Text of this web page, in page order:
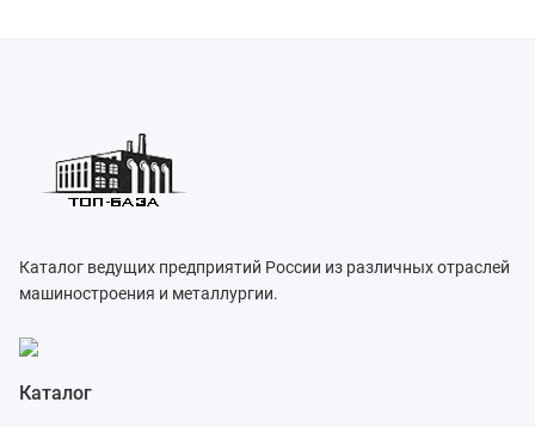
Каталог ведущих предприятий России из различных отраслей
машиностроения и металлургии.
Каталог